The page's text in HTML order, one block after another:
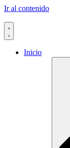
Ir al contenido
Inicio